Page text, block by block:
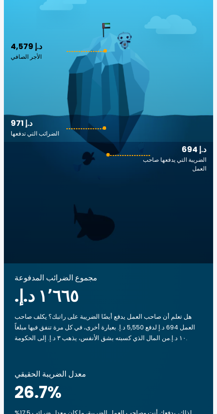
4,579 د.إ
الأجر الصافي
694 د.إ
الضريبة التي يدفعها صاحب
العمل
971 د.إ
الضرائب التي تدفعها
مجموع الضرائب المدفوعة
هل تعلم أن صاحب العمل يدفع أيضًا الضريبة على راتبك؟ يكلف صاحب
العمل 694 د.إ لدفع 5,550 د.إ. بعبارة أخرى، في كل مرة تنفق فيها مبلغاً
‏١٠ د.إ.‏من المال الذي كسبته بشق الأنفس، يذهب ‏٣ د.إ.‏ إلى الحكومة.
معدل الضريبة الحقيقي
26.7%